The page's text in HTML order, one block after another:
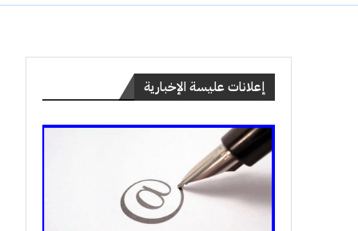
إعلانات عليسة الإخبارية